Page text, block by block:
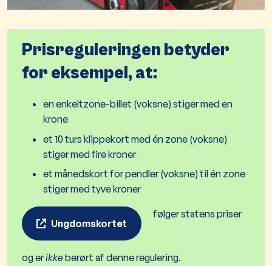
Prisreguleringen betyder
for eksempel, at:
en enkeltzone-billet (voksne) stiger med en
krone
et 10 turs klippekort med én zone (voksne)
stiger med fire kroner
et månedskort for pendler (voksne) til én zone
stiger med tyve kroner
Ungdomskortet
følger statens priser
og erikke berørt af denne regulering.